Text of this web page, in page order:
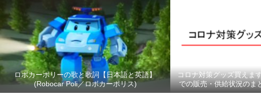
ロボカーポリーの歌と歌詞【日本語と英語】
(Robocar Poli／ロボカーポリス)
コロナ対策グッズ買えま
での販売・供給状況の